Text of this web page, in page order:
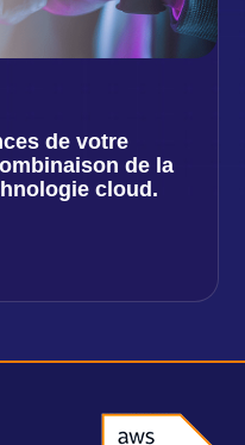
de votre
de la
cloud.